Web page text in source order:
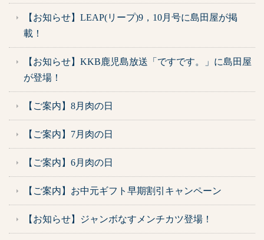
【お知らせ】LEAP(リープ)9，10月号に島田屋が掲
載！
【お知らせ】KKB鹿児島放送「ですです。」に島田屋
が登場！
【ご案内】8月肉の日
【ご案内】7月肉の日
【ご案内】6月肉の日
【ご案内】お中元ギフト早期割引キャンペーン
【お知らせ】ジャンボなすメンチカツ登場！